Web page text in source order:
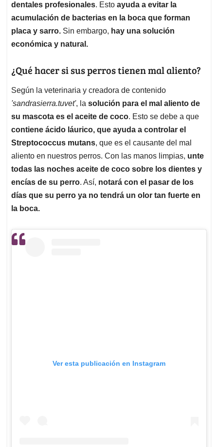
dentales profesionales. Esto ayuda a evitar la
acumulación de bacterias en la boca que forman
placa y sarro. Sin embargo, hay una solución
económica y natural.
¿Qué hacer si sus perros tienen mal aliento?
Según la veterinaria y creadora de contenido
'sandrasierra.tuvet', la solución para el mal aliento de
su mascota es el aceite de coco. Esto se debe a que
contiene ácido láurico, que ayuda a controlar el
Streptococcus mutans, que es el causante del mal
aliento en nuestros perros. Con las manos limpias, unte
todas las noches aceite de coco sobre los dientes y
encías de su perro. Así, notará con el pasar de los
días que su perro ya no tendrá un olor tan fuerte en
la boca.
Ver esta publicación en Instagram